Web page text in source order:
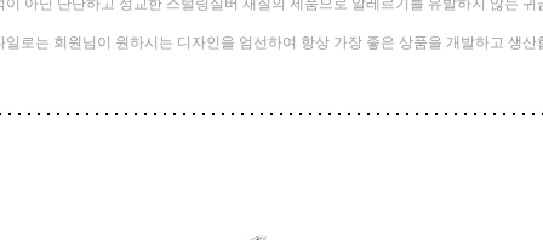
이 아닌 단단하고 정교한 스털링실버 재질의 제품으로 알레르기를 유발하지 않는 귀
로는 회원님이 원하시는 디자인을 엄선하여 항상 가장 좋은 상품을 개발하고 생산